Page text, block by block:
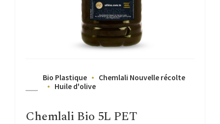
Bio Plastique
Chemlali Nouvelle récolte
Huile d'olive
Chemlali Bio 5L PET